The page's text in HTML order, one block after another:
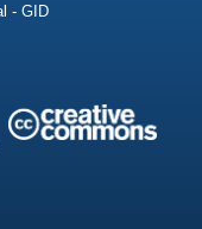
- GID